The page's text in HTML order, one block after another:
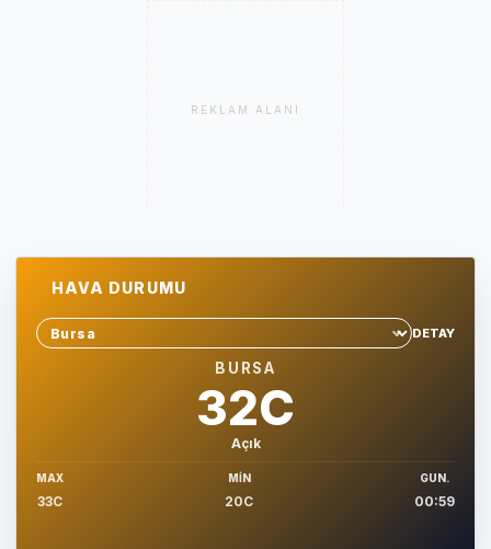
REKLAM ALANI
HAVA DURUMU
Sehir sec
DETAY
BURSA
32C
Açık
MAX
33C
MIN
20C
GUN.
00:59